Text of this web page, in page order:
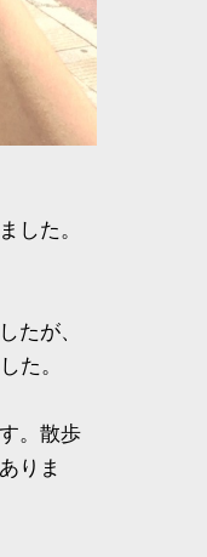
した。
たが、
た。
。散歩
りま